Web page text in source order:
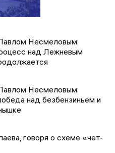
Несмеловым:
над Лежневым
Несмеловым:
над безбензиньем и
говоря о схеме «чет-